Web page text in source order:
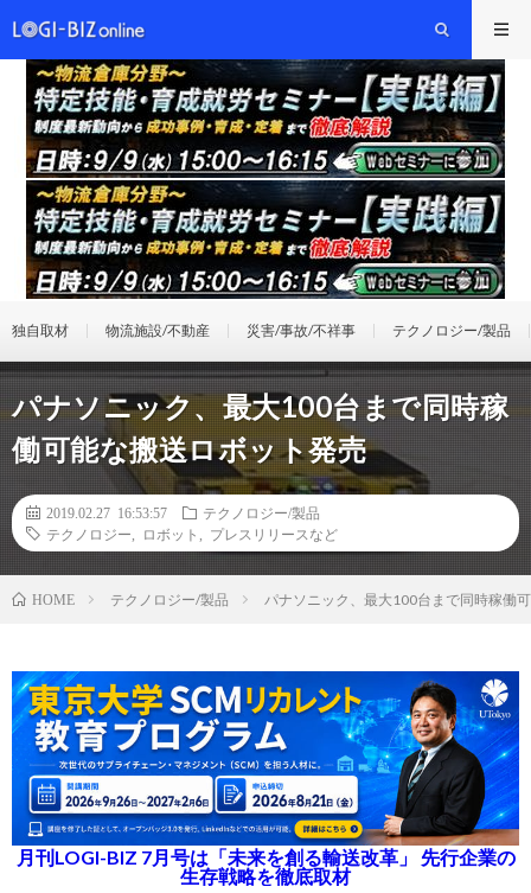
独自取材 物流施設/不動産 災害/事故/不祥事 テクノロジー/製品
パナソニック、最大100台まで同時稼
働可能な搬送ロボット発売
2019.02.27 16:53:57
テクノロジー/製品
テクノロジー
ロボット プレスリリースなど
HOME テクノロジー/製品 パナソニック、最大100台まで同時稼働
月刊LOGI-BIZ 7月号は「未来を創る輸送改革」 先行企業の
生存戦略を徹底取材